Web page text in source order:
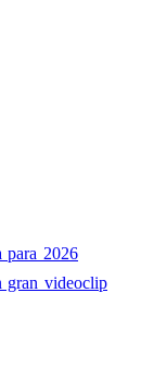
para 2026
gran videoclip